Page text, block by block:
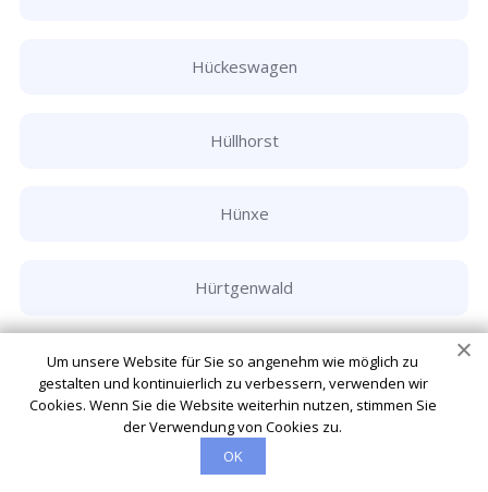
Hückeswagen
Hüllhorst
Hünxe
Hürtgenwald
Hürth
Ibbenbüren
Um unsere Website für Sie so angenehm wie möglich zu
gestalten und kontinuierlich zu verbessern, verwenden wir
Cookies. Wenn Sie die Website weiterhin nutzen, stimmen Sie
der Verwendung von Cookies zu.
OK